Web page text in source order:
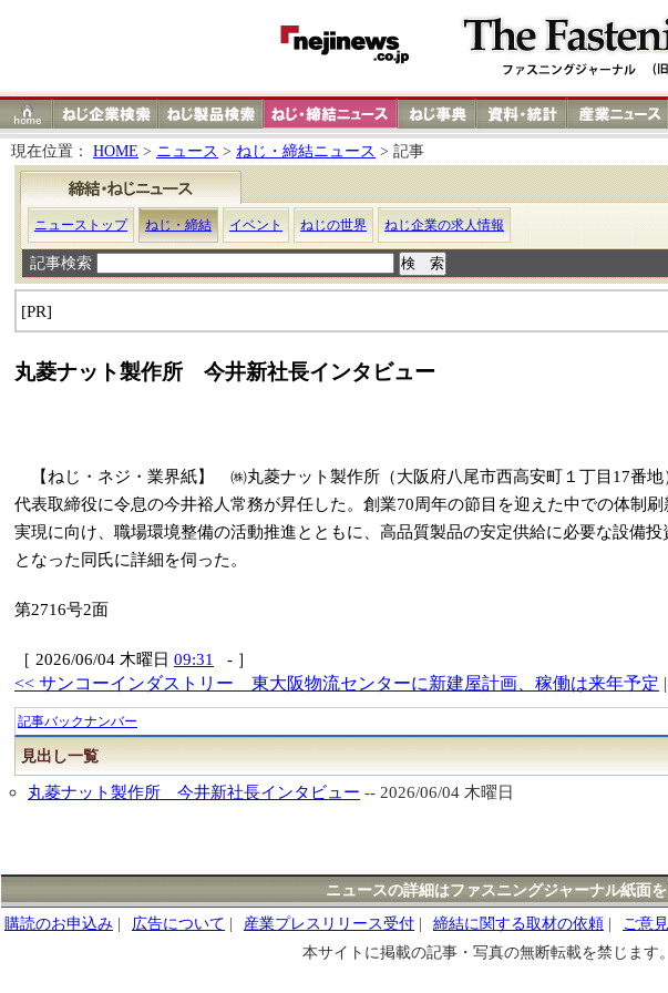
現在位置： HOME > ニュース > ねじ・締結ニュース > 記事
ニューストップ ねじ・締結 イベント ねじの世界 ねじ企業の求人情報
記事検索
[PR]
丸菱ナット製作所 今井新社長インタビュー
【ねじ・ネジ・業界紙】 ㈱丸菱ナット製作所（大阪府八尾市西高安町１丁目17番
代表取締役に令息の今井裕人常務が昇任した。創業70周年の節目を迎えた中での体制
実現に向け、職場環境整備の活動推進とともに、高品質製品の安定供給に必要な設備
となった同氏に詳細を伺った。
第2716号2面
［ 2026/06/04 木曜日 09:31
- ］
<< サンコーインダストリー 東大阪物流センターに新建屋計画、稼働は来年予定 |
記事バックナンバー
見出し一覧
丸菱ナット製作所 今井新社長インタビュー -- 2026/06/04 木曜日
ニュースの詳細はファスニングジャーナル紙面
購読のお申込み | 広告について | 産業プレスリリース受付 | 締結に関する取材の依頼 | ご意
本サイトに掲載の記事・写真の無断転載を禁じます